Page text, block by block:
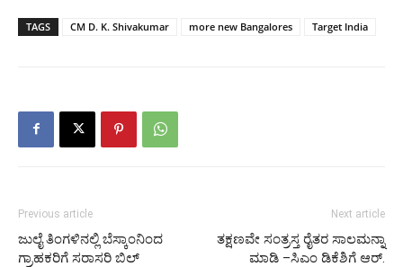
TAGS CM D. K. Shivakumar more new Bangalores Target India
Previous article
ಜುಲೈ ತಿಂಗಳಿನಲ್ಲಿ ಬೆಸ್ಕಾಂನಿಂದ
ಗ್ರಾಹಕರಿಗೆ ಸರಾಸರಿ ಬಿಲ್
Next article
ತಕ್ಷಣವೇ ಸಂತ್ರಸ್ತ ರೈತರ ಸಾಲಮನ್ನಾ
ಮಾಡಿ –ಸಿಎಂ ಡಿಕೆಶಿಗೆ ಆರ್.